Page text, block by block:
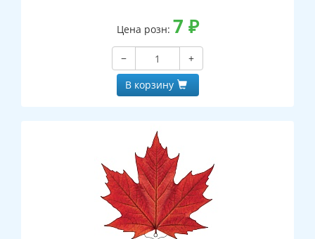
Цена розн: 7 ₽
−
+
В корзину